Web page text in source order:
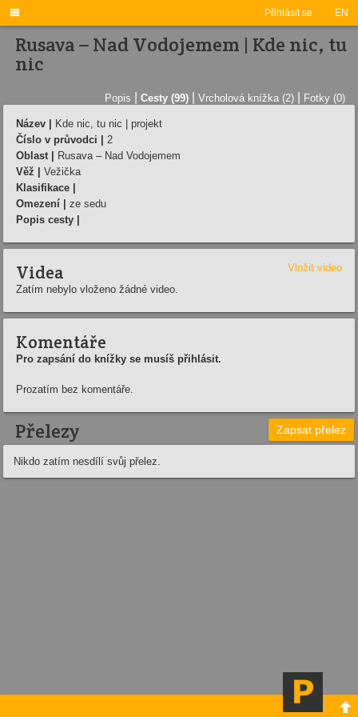
Přihlásit se EN

Rusava – Nad Vodojemem | Kde nic, tu
nic
Popis Cesty (99) Vrcholová knížka (2) Fotky (0)
Název |
Kde nic, tu nic | projekt
Číslo v průvodci |
2
Oblast |
Rusava – Nad Vodojemem
Věž |
Vežička
Klasifikace |
Omezení |
ze sedu
Popis cesty |
Videa
Vložit video
Zatím nebylo vloženo žádné video.
Komentáře
Pro zapsání do knížky se musíš přihlásit.
Prozatím bez komentáře.
Přelezy Zapsat přelez
Nikdo zatím nesdílí svůj přelez.
